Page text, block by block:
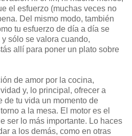
el esfuerzo (muchas veces no
Del mismo modo, también
tu esfuerzo de día a día se
sólo se valora cuando,
allí para poner un plato sobre
de amor por la cocina,
y, lo principal, ofrecer a
de tu vida un momento de
a la mesa. El motor es el
ser lo más importante. Lo haces
a los demás, como en otras